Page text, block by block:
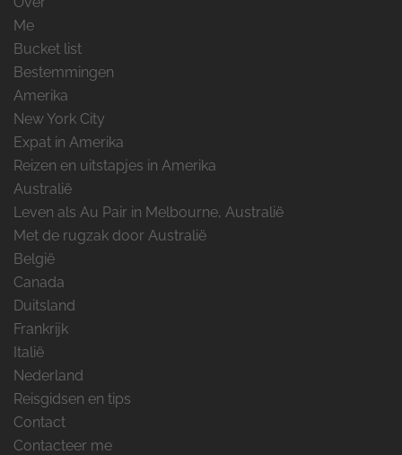
Me
Bucket list
Bestemmingen
Amerika
New York City
Expat in Amerika
Reizen en uitstapjes in Amerika
Australië
Leven als Au Pair in Melbourne, Australië
Met de rugzak door Australië
België
Canada
Duitsland
Frankrijk
Italië
Nederland
Reisgidsen en tips
Contact
Contacteer me